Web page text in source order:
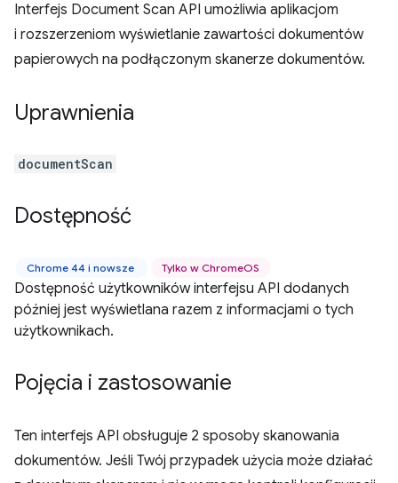
Interfejs Document Scan API umożliwia aplikacjom
i rozszerzeniom wyświetlanie zawartości dokumentów
papierowych na podłączonym skanerze dokumentów.
Uprawnienia
documentScan
Dostępność
Chrome 44 i nowsze Tylko w ChromeOS
Dostępność użytkowników interfejsu API dodanych
później jest wyświetlana razem z informacjami o tych
użytkownikach.
Pojęcia i zastosowanie
Ten interfejs API obsługuje 2 sposoby skanowania
dokumentów. Jeśli Twój przypadek użycia może działać